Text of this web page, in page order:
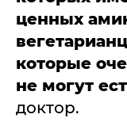
ценных
которые
не могут
доктор.